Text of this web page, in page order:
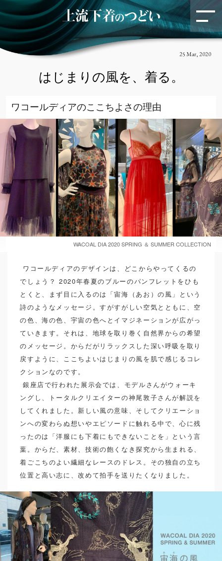
のスペシャルイベントに密
着！
リラックスしたランジェリー・トーク
に釘付…
EVENT
する。
KCI LIFE STYLE Yue 下着
2・14 へのホットなカウント
ダウン
胸もとから春らしさを感じたい
AMPHI CW-X
EVENT
LIFE STYLE
スポーツ 下着
ーズンへ。
へタイ…
LIFE STYLE
AMPHIの20周年を祝うイベ
ントに密着！
AMPHI BRAGENIC
EVENT
タイムレスな服と靴と下着
を求めて。
ェリー…
LIFE STYLE
SIMONE PERELE
Successwalk
ワコールスタディホール京都
25 Mar, 2020
はじまりの風を、着る。
ワコールディアのここちよさの理由
WACOAL DIA 2020 SPRING ＆ SUMMER COLLECTION
ワコールディアのデザインは、どこからやってくるの
でしょう？ 2020年春夏のブルーのパンフレットをひも
とくと、まず目に入るのは「宙海（あお）の風」という
詩のようなメッセージ。すがすがしい空気とともに、空
の色、海の色、宇宙の色へとイマジネーションが広がっ
ていきます。それは、地球を取り巻く自然界からの希望
のメッセージ。からだがリラックスした深い呼吸を取り
戻すように、ここちよいはじまりの風を肌で感じるコレ
クションなのです。
銀座店で行われた展示会では、モデルさんがウォーキ
ングし、トータルクリエイターの神尾敦子さんが解説を
してくれました。新しい風の意味、そしてクリエーショ
ンへの変わらぬ想いやエピソードに触れる中で、心に残
ったのは「洋服にも下着にもできないことを」という言
葉。からだ、素材、技術の飽くなき探究から生まれる、
着ごこちのよい繊細なレースのドレス。その独自の立ち
位置と高い志に、改めて拍手を送りたくなりました。